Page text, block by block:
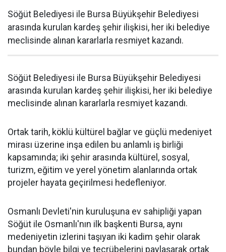
Söğüt Belediyesi ile Bursa Büyükşehir Belediyesi
arasında kurulan kardeş şehir ilişkisi, her iki belediye
meclisinde alınan kararlarla resmiyet kazandı.
Söğüt Belediyesi ile Bursa Büyükşehir Belediyesi
arasında kurulan kardeş şehir ilişkisi, her iki belediye
meclisinde alınan kararlarla resmiyet kazandı.
Ortak tarih, köklü kültürel bağlar ve güçlü medeniyet
mirası üzerine inşa edilen bu anlamlı iş birliği
kapsamında; iki şehir arasında kültürel, sosyal,
turizm, eğitim ve yerel yönetim alanlarında ortak
projeler hayata geçirilmesi hedefleniyor.
Osmanlı Devleti'nin kuruluşuna ev sahipliği yapan
Söğüt ile Osmanlı'nın ilk başkenti Bursa, aynı
medeniyetin izlerini taşıyan iki kadim şehir olarak
bundan böyle bilgi ve tecrübelerini paylaşarak ortak